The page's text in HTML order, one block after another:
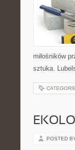
miłośników
sztuka.
POSTED